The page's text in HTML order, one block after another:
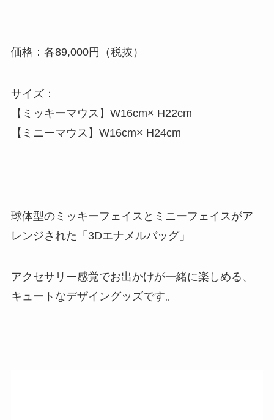
価格：各89,000円（税抜）
サイズ：
【ミッキーマウス】W16cm× H22cm
【ミニーマウス】W16cm× H24cm
球体型のミッキーフェイスとミニーフェイスがア
レンジされた「3Dエナメルバッグ」
アクセサリー感覚でお出かけが一緒に楽しめる、
キュートなデザイングッズです。